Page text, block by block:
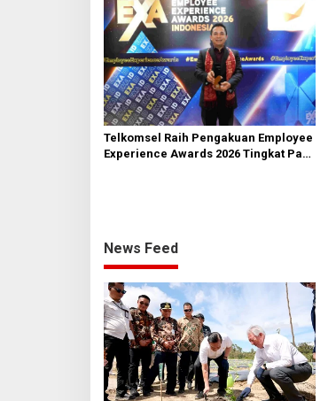
Telkomsel Raih Pengakuan Employee
Experience Awards 2026 Tingkat Pan-
News Feed